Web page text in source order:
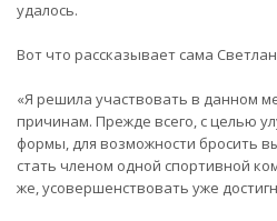
удалось.
Вот что рассказывает сама
«Я решила участвовать в данном
причинам. Прежде всего, с целью
формы, для возможности бросить
стать членом одной спортивной
же, усовершенствовать уже